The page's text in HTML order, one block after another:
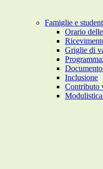
Famiglie e
Orario
Griglie di
Inclusione
Contributo